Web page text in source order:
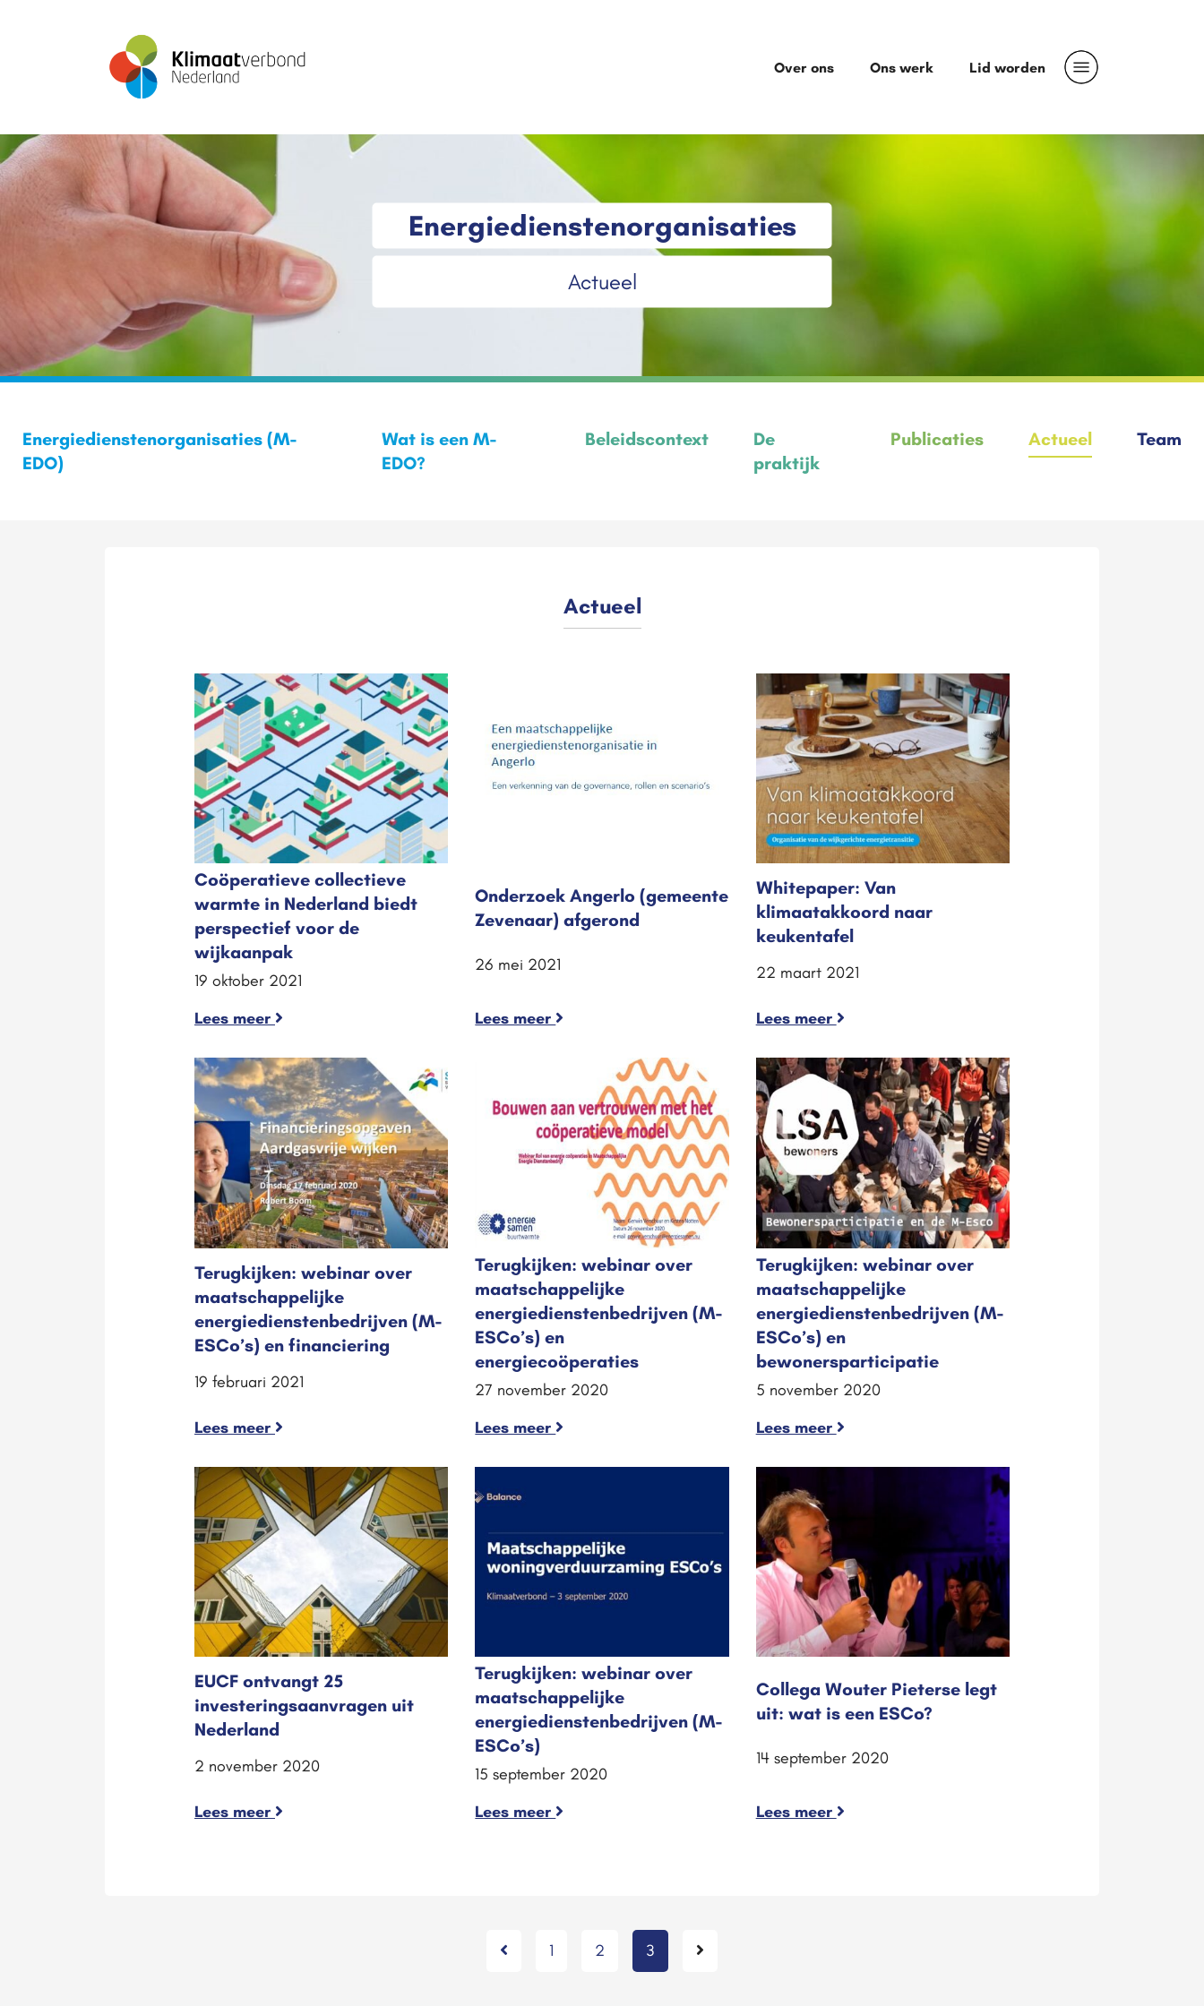
Over ons Ons werk Lid worden
Energiedienstenorganisaties
Actueel
Energiedienstenorganisaties (M-
EDO)
Wat is een M-
EDO?
Beleidscontext
De
praktijk
Publicaties Actueel Team
Actueel
Coöperatieve collectieve
warmte in Nederland biedt
perspectief voor de
wijkaanpak
19 oktober 2021
Lees meer
Onderzoek Angerlo (gemeente
Zevenaar) afgerond
26 mei 2021
Lees meer
Whitepaper: Van
klimaatakkoord naar
keukentafel
22 maart 2021
Lees meer
Terugkijken: webinar over
maatschappelijke
energiedienstenbedrijven (M-
ESCo’s) en financiering
19 februari 2021
Lees meer
Terugkijken: webinar over
maatschappelijke
energiedienstenbedrijven (M-
ESCo’s) en
energiecoöperaties
27 november 2020
Lees meer
Terugkijken: webinar over
maatschappelijke
energiedienstenbedrijven (M-
ESCo’s) en
bewonersparticipatie
5 november 2020
Lees meer
EUCF ontvangt 25
investeringsaanvragen uit
Nederland
2 november 2020
Lees meer
Terugkijken: webinar over
maatschappelijke
energiedienstenbedrijven (M-
ESCo’s)
15 september 2020
Lees meer
Collega Wouter Pieterse legt
uit: wat is een ESCo?
14 september 2020
Lees meer
1 2 3